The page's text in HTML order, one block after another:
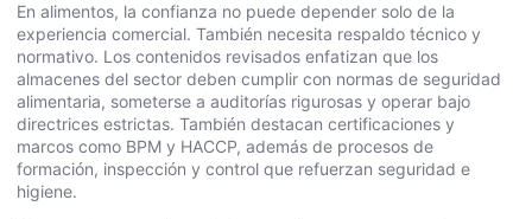
En alimentos, la confianza no puede depender solo de la
experiencia comercial. También necesita respaldo técnico y
normativo. Los contenidos revisados enfatizan que los
almacenes del sector deben cumplir con normas de seguridad
alimentaria, someterse a auditorías rigurosas y operar bajo
directrices estrictas. También destacan certificaciones y
marcos como BPM y HACCP, además de procesos de
formación, inspección y control que refuerzan seguridad e
higiene.